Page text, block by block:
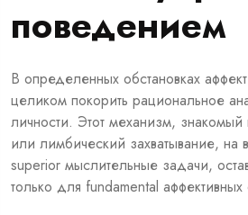
поведением
В определенных обстановках
целиком покорить рациональное
личности. Этот механизм, знакомый
или лимбический захватывание, на
superior мыслительные задачи,
только для fundamental аффективных